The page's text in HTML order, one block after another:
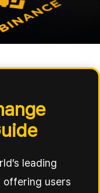
leading
offering users